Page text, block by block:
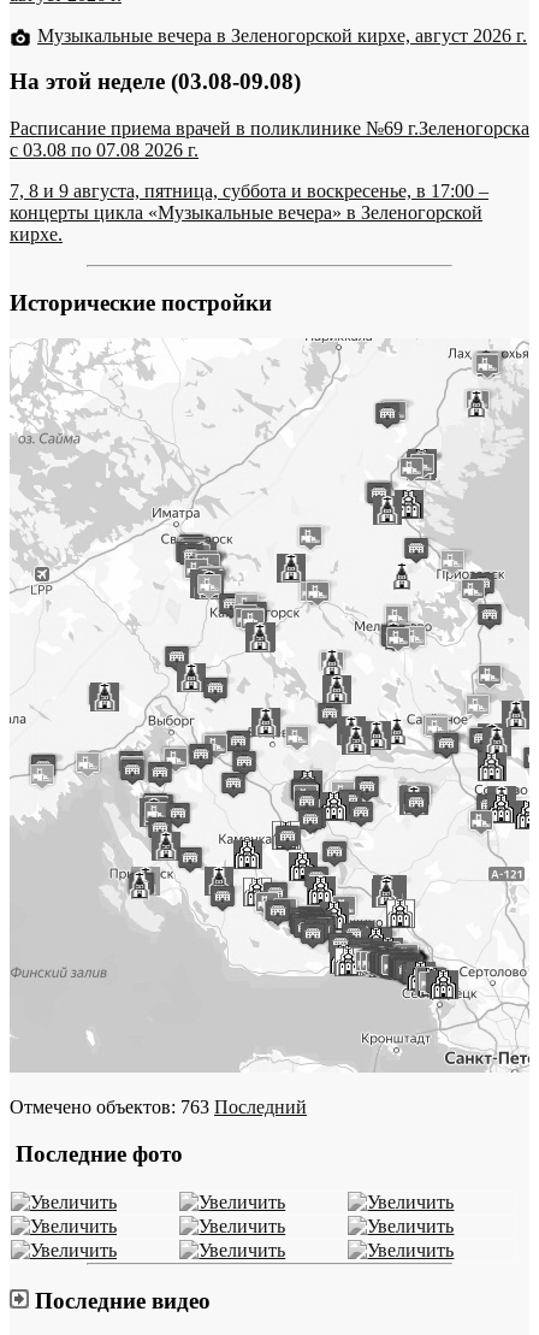
Музыкальные вечера в Зеленогорской кирхе, август 2026 г.
На этой неделе (03.08-09.08)
Расписание приема врачей в поликлинике №69 г.Зеленогорска
c 03.08 по 07.08 2026 г.
7, 8 и 9 августа, пятница, суббота и воскресенье, в 17:00 –
концерты цикла «Музыкальные вечера» в Зеленогорской
кирхе.
Исторические постройки
Отмечено объектов: 763 Последний
Последние фото
Последние видео